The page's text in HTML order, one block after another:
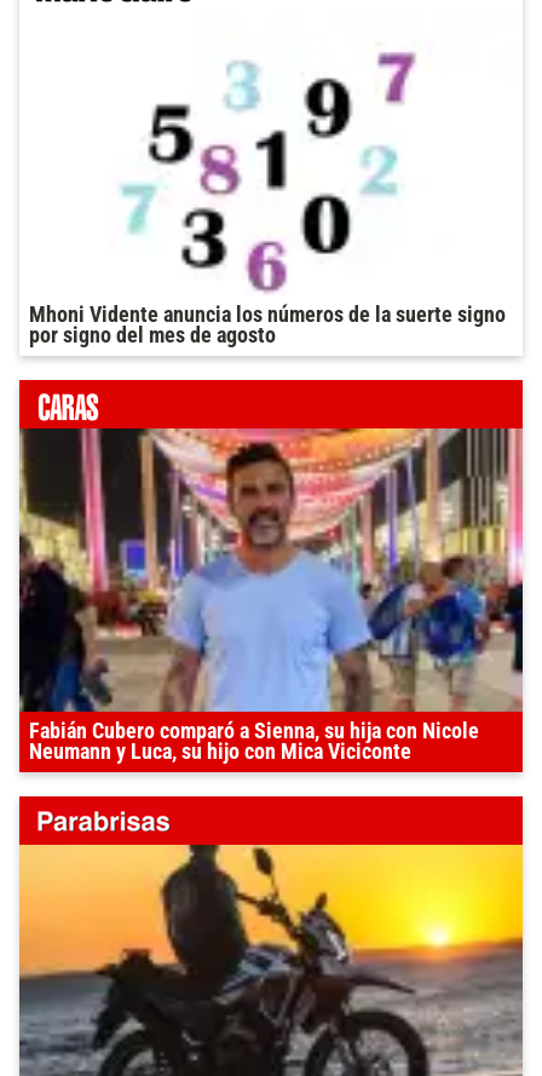
Mhoni Vidente anuncia los números de la suerte signo
por signo del mes de agosto
Fabián Cubero comparó a Sienna, su hija con Nicole
Neumann y Luca, su hijo con Mica Viciconte